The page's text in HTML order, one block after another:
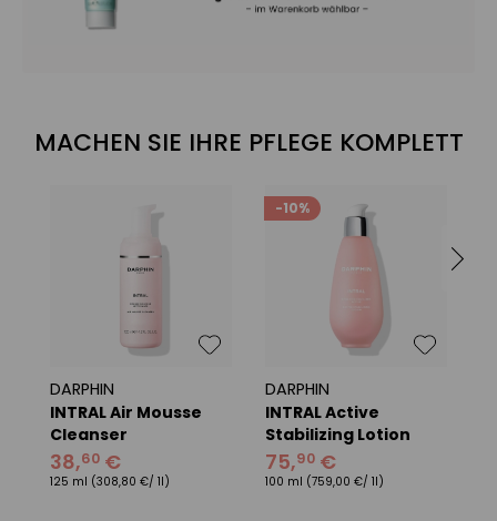
MACHEN SIE IHRE PFLEGE KOMPLETT
DARPHIN
INTRAL Air Mousse
Cleanser
38,60 €
125 ml (308,80 €/ 1l)
-10%
DARPHIN
INTRAL Active
Stabilizing Lotion
75,90 €
100 ml (759,00 €/ 1l)